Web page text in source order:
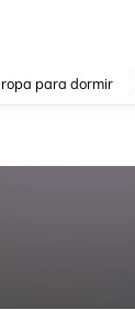
para dormir